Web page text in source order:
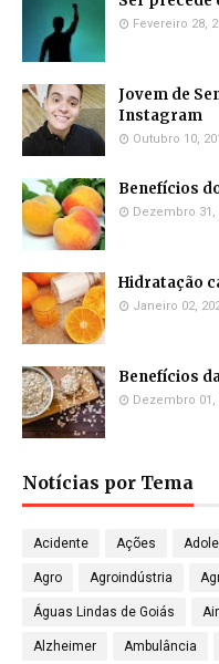
Fevereiro 28,
Jovem de
Instagram
Outubro 10,
Benefícios
Dezembro 31,
Hidratação
Janeiro 02,
Benefícios
Dezembro 01,
Notícias por Tema
Acidente Ações
Agro Agroindústria
Águas Lindas de Goiás
Alzheimer Ambulância